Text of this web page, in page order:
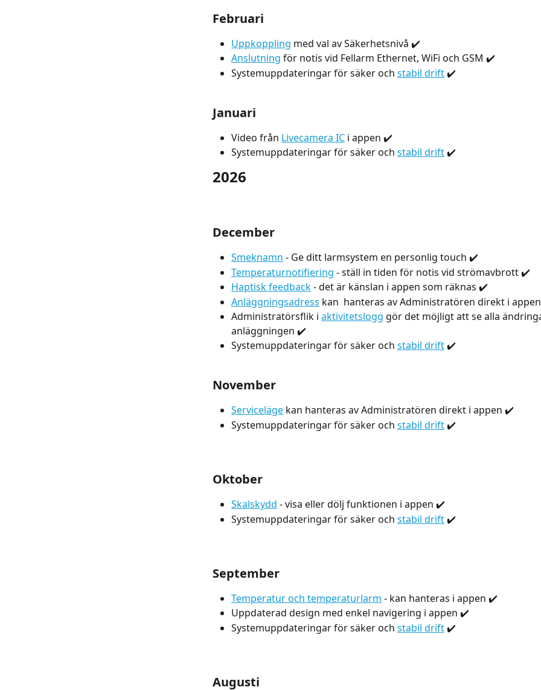
Februari
Uppkoppling med val av Säkerhetsnivå ✔️
Anslutning för notis vid Fellarm Ethernet, WiFi och GSM ✔️
Systemuppdateringar för säker och stabil drift ✔️
Januari
Video från Livecamera IC i appen ✔️
Systemuppdateringar för säker och stabil drift ✔️
2026
December
Smeknamn - Ge ditt larmsystem en personlig touch ✔️
Temperaturnotifiering - ställ in tiden för notis vid strömavbrott ✔️
Haptisk feedback - det är känslan i appen som räknas ✔️
Anläggningsadress kan  hanteras av Administratören direkt i
Administratörsflik i aktivitetslogg gör det möjligt att se alla
anläggningen ✔️
Systemuppdateringar för säker och stabil drift ✔️
November
Serviceläge kan hanteras av Administratören direkt i appen ✔️
Systemuppdateringar för säker och stabil drift ✔️
Oktober
Skalskydd - visa eller dölj funktionen i appen ✔️
Systemuppdateringar för säker och stabil drift ✔️
September
Temperatur och temperaturlarm - kan hanteras i appen ✔️
Uppdaterad design med enkel navigering i appen ✔️
Systemuppdateringar för säker och stabil drift ✔️
Augusti